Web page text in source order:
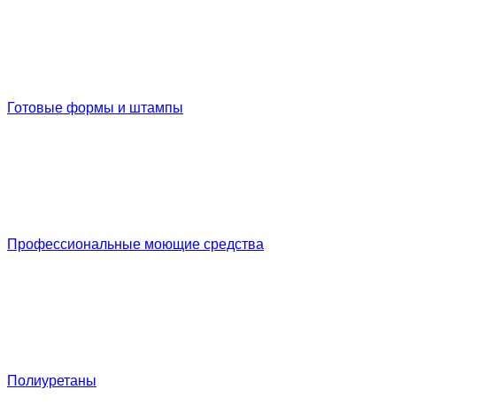
Готовые формы и штампы
Профессиональные моющие средства
Полиуретаны